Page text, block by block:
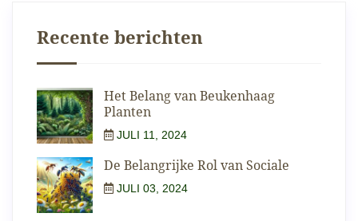
Recente berichten
Het Belang van Beukenhaag
Planten
JULI 11, 2024
De Belangrijke Rol van Sociale
JULI 03, 2024